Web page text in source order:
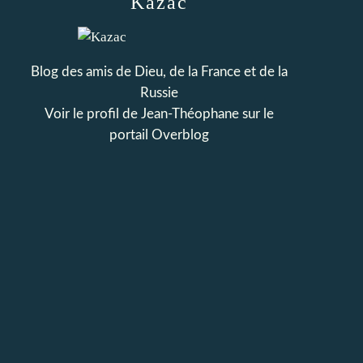
Blog des amis de Dieu, de la France et de la
Russie
Voir le profil de Jean-Théophanesur le
portail Overblog